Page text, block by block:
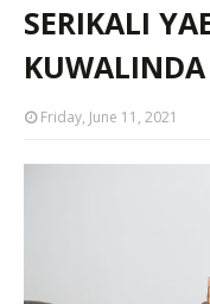
SERIKALI
KUWALINDA
Friday, June 11, 2021